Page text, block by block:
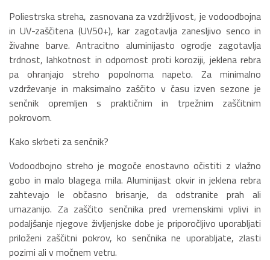
Poliestrska streha, zasnovana za vzdržljivost, je vodoodbojna
in UV-zaščitena (UV50+), kar zagotavlja zanesljivo senco in
živahne barve. Antracitno aluminijasto ogrodje zagotavlja
trdnost, lahkotnost in odpornost proti koroziji, jeklena rebra
pa ohranjajo streho popolnoma napeto. Za minimalno
vzdrževanje in maksimalno zaščito v času izven sezone je
senčnik opremljen s praktičnim in trpežnim zaščitnim
pokrovom.
Kako skrbeti za senčnik?
Vodoodbojno streho je mogoče enostavno očistiti z vlažno
gobo in malo blagega mila. Aluminijast okvir in jeklena rebra
zahtevajo le občasno brisanje, da odstranite prah ali
umazanijo. Za zaščito senčnika pred vremenskimi vplivi in
podaljšanje njegove življenjske dobe je priporočljivo uporabljati
priloženi zaščitni pokrov, ko senčnika ne uporabljate, zlasti
pozimi ali v močnem vetru.